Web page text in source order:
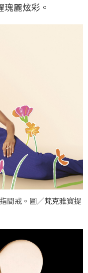
麗炫彩。
間戒。圖／梵克雅寶提